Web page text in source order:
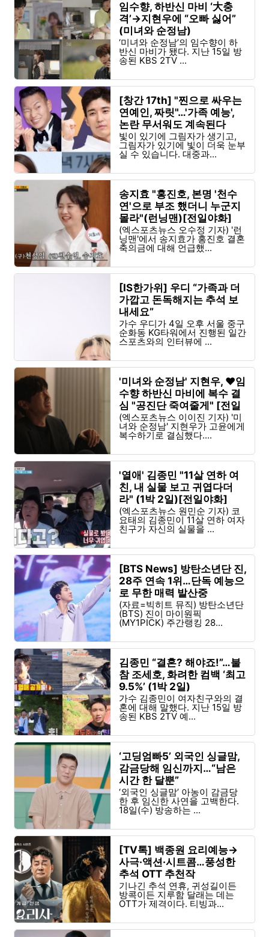
임수향, 하반신 마비 ‘大충
격’→지현우에 “오빠 싫어”
(미녀와 순정남)
‘미녀와 순정남’의 임수향이 하
반신 마비가 됐다. 지난 15일 방
송된 KBS 2TV ...
[창간 17th] "찐으로 싸우는
연예인, 짜릿"…'가족 예능',
논란 무서워도 계속된다
[○&●③]
빛이 있기에 그림자가 생기고,
그림자가 있기에 빛이 더욱 눈부
실 수 있습니다. 대중과...
송지효 "홍진호, 본명 '천수
연'으로 부조 했더니 누군지
몰라"(런닝맨)[전일야화]
(엑스포츠뉴스 오수정 기자) '런
닝맨'에서 송지효가 홍진호 결혼
축의금에 대해 언급했...
[IS한가위] 우디 “가족과 더
가깝고 돈독해지는 추석 보
내세요”
가수 우디가 4일 오후 서울 중구
순화동 KG타워에서 진행된 일간
스포츠와의 인터뷰에 ...
'미녀와 순정남' 지현우, ♥임
수향 하반신 마비에 복수 결
심 "공진단 죽여줄게" [전일
야화]
(엑스포츠뉴스 이이진 기자) '미
녀와 순정남' 지현우가 고윤에게
복수하기로 결심했다....
'열애' 김종민 "11살 연하 여
친, 내 실물 보고 귀엽다더
라" (1박 2일)[전일야화]
(엑스포츠뉴스 원민순 기자) 코
요태의 김종민이 11살 연하 여자
친구가 자신의 실물을 ...
[BTS News] 방탄소년단 진,
28주 연속 1위…단독 예능으
로 무한 매력 발산중
(자료=빅히트 뮤직) 방탄소년단
(BTS) 진이 마이원픽
(MY1PICK) 주간랭킹 28...
김종민 “결혼? 해야죠!”…불
참 조세호, 화려한 컴백 ‘최고
9.5%’ (1박 2일)
가수 김종민이 여자친구와의 결
혼에 대해 말했다. 지난 15일 방
송된 KBS 2TV 예...
‘고딩엄빠5’ 외국인 싱글맘,
감금당해 임신까지…“남은
시간 한 달뿐”
‘외국인 싱글맘’ 아농이 감금당
한 후 임신한 사연을 고백한다.
18일(수) 방송하는 ...
[TV톡] 백종원 요리예능→
사극·액션·시트콤…풍성한
추석 OTT 추천작
기나긴 추석 연휴, 귀성길이든
방콕이든 지루함 달래는 데는
OTT가 제격이다. 티빙과...